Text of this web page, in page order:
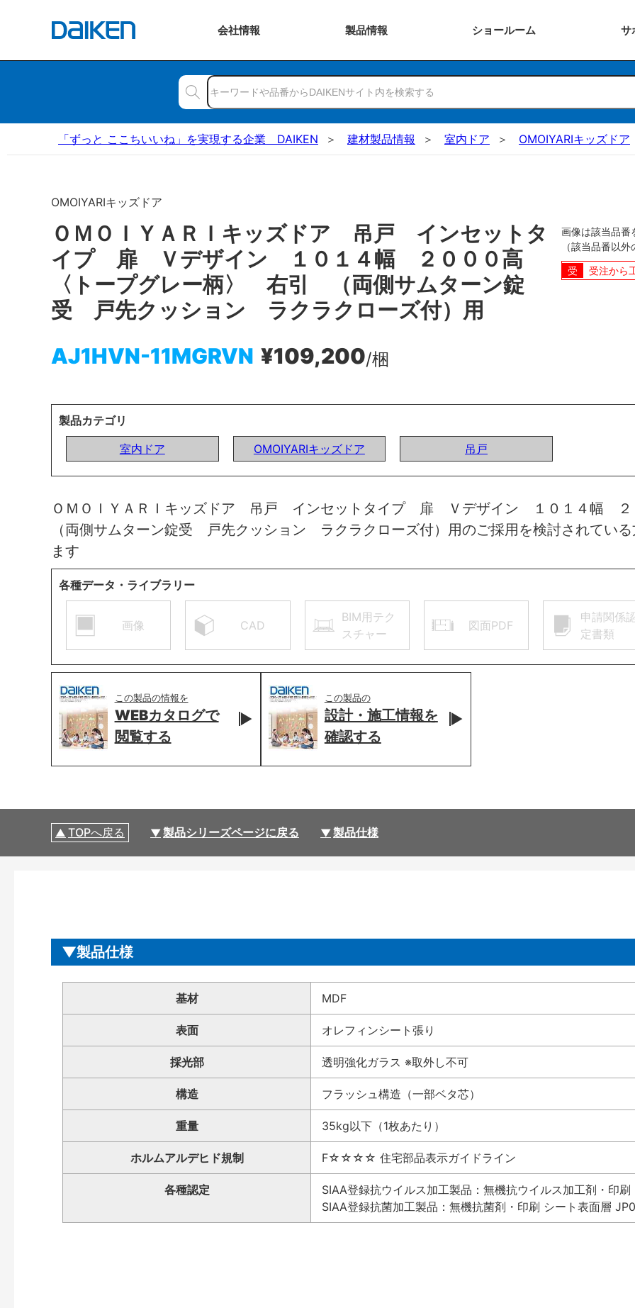
会社情報 製品情報 ショールーム サ
「ずっと ここちいいね」を実現する企業 DAIKEN 建材製品情報 室内ドア OMOIYARIキッズドア
OMOIYARIキッズドア
ＯＭＯＩＹＡＲＩキッズドア 吊戸 インセットタ
イプ 扉 Ｖデザイン １０１４幅 ２０００高
〈トープグレー柄〉 右引 （両側サムターン錠
受 戸先クッション ラクラクローズ付）用
AJ1HVN-11MGRVN ¥109,200/梱
画像は該当品番
（該当品番以
受注から
製品カテゴリ
室内ドア
OMOIYARIキッズドア 吊戸
ＯＭＯＩＹＡＲＩキッズドア 吊戸 インセットタイプ 扉 Ｖデザイン １０１４幅
（両側サムターン錠受 戸先クッション ラクラクローズ付）用のご採用を検討されてい
ます
各種データ・ライブラリー
画像 CAD
BIM用テク
スチャー
図面PDF
申請関係
定書類
この製品の情報を
WEBカタログで
閲覧する
この製品の
設計・施工情報を
確認する
TOPへ戻る 製品シリーズページに戻る 製品仕様
製品仕様
基材 MDF
表面 オレフィンシート張り
採光部 透明強化ガラス ※取外し不可
構造 フラッシュ構造（一部ベタ芯）
重量 35kg以下（1枚あたり）
ホルムアルデヒド規制 F☆☆☆☆ 住宅部品表示ガイドライン
各種認定
SIAA登録抗ウイルス加工製品：無機抗ウイルス加工剤・印
SIAA登録抗菌加工製品：無機抗菌剤・印刷 シート表面層